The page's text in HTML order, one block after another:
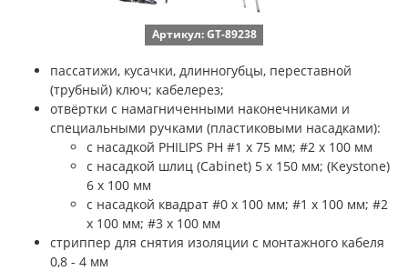
Артикул: GT-89238
пассатижи, кусачки, длинногубцы, переставной
(трубный) ключ; кабелерез;
отвёртки с намагниченными наконечниками и
специальными ручками (пластиковыми насадками):
c насадкой PHILIPS PH #1 х 75 мм; #2 х 100 мм
c насадкой шлиц (Cabinet) 5 x 150 мм; (Keystone)
6 x 100 мм
c насадкой квадрат #0 х 100 мм; #1 х 100 мм; #2
х 100 мм; #3 х 100 мм
стриппер для снятия изоляции с монтажного кабеля
0,8 - 4 мм